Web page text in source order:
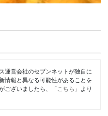
運営会社のセブンネットが独自に
情報と異なる可能性があることを
ございましたら、「 こちら 」より